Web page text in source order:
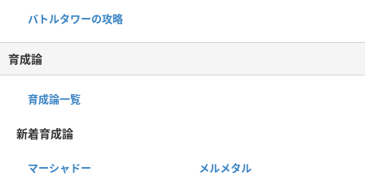
バトルタワーの攻略
育成論
育成論一覧
新着育成論
マーシャドー メルメタル